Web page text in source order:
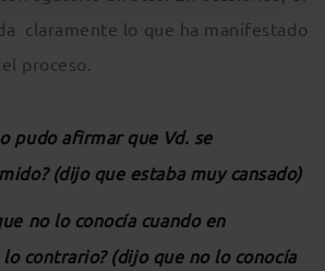
claramente lo que ha manifestado
proceso.
pudo afirmar que Vd. se
(dijo que estaba muy cansado)
no lo conocía cuando en
contrario? (dijo que no lo conocía